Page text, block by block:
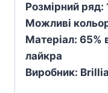
Розмірний ряд:
Можливі
Матеріал: 65%
лайкра
Виробник: